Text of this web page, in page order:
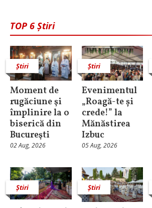
TOP 6 Știri
Știri
Moment de
rugăciune şi
împlinire la o
biserică din
Bucureşti
02 Aug, 2026
Știri
Evenimentul
„Roagă-te și
crede!” la
Mănăstirea
Izbuc
05 Aug, 2026
Știri Știri